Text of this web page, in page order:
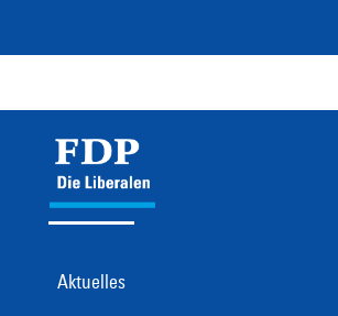
Aktuelles